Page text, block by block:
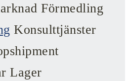
Förmedling
Konsulttjänster
Lager